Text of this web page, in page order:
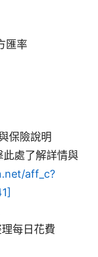
匯率
保險說明
處了解詳情與
aff_c?
每日花費